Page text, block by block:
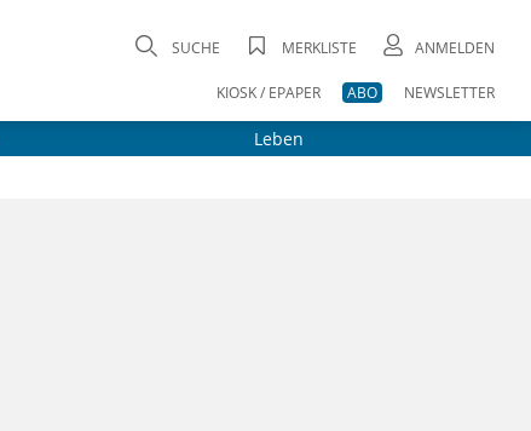
SUCHE MERKLISTE ANMELDEN
KIOSK / EPAPER ABO NEWSLETTER
Leben